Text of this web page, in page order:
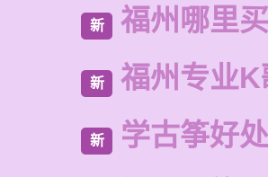
新 福州哪里
新 福州专业
新 学古筝好